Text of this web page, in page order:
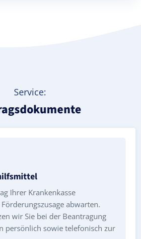
Service:
Ihrer Krankenkasse
abwarten.
wir Sie bei der Beantragung
persönlich sowie telefonisch zur